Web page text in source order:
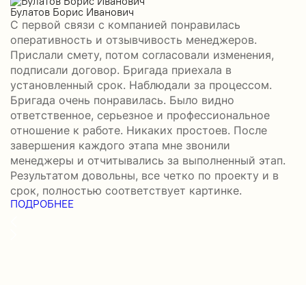
Булатов Борис Иванович
С первой связи с компанией понравилась
оперативность и отзывчивость менеджеров.
Прислали смету, потом согласовали изменения,
подписали договор. Бригада приехала в
установленный срок. Наблюдали за процессом.
Бригада очень понравилась. Было видно
ответственное, серьезное и профессиональное
отношение к работе. Никаких простоев. После
завершения каждого этапа мне звонили
менеджеры и отчитывались за выполненный этап.
Результатом довольны, все четко по проекту и в
срок, полностью соответствует картинке.
ПОДРОБНЕЕ